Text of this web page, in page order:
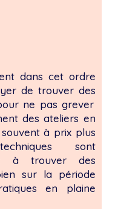
dans cet ordre
de trouver des
ne pas grever
des ateliers en
à prix plus
sont
à trouver des
sur la période
en plaine